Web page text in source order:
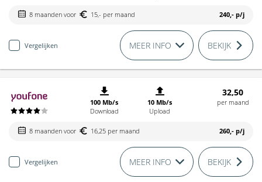
8 maanden voor 15,- per maand 240,- p/j
Vergelijken MEER INFO BEKIJK
100 Mb/s
Download
10 Mb/s
Upload
32,50
per maand
8 maanden voor 16,25 per maand 260,- p/j
Vergelijken MEER INFO BEKIJK